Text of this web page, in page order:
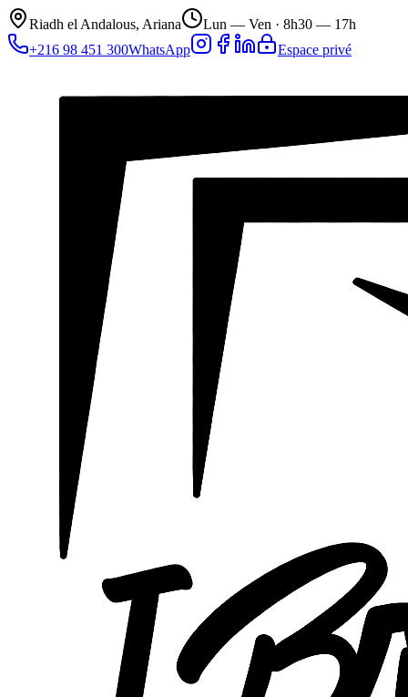
Riadh el Andalous, Ariana Lun — Ven · 8h30 — 17h
+216 98 451 300WhatsApp Espace privé